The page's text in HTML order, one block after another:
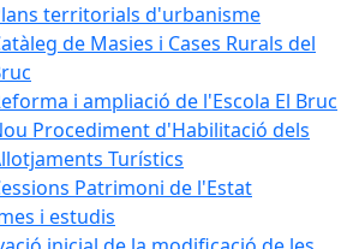
territorials d'urbanisme
de Masies i Cases Rurals del
i ampliació de l'Escola El Bruc
Procediment d'Habilitació dels
Turístics
Patrimoni de l'Estat
i estudis